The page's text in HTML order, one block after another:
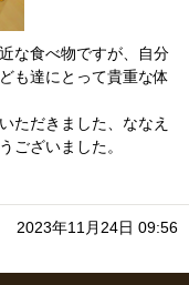
な食べ物ですが、自分
も達にとって貴重な体
ただきました、ななえ
ございました。
2023年11月24日 09:56